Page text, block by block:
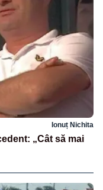
Ionuț Nichita
„Cât să mai